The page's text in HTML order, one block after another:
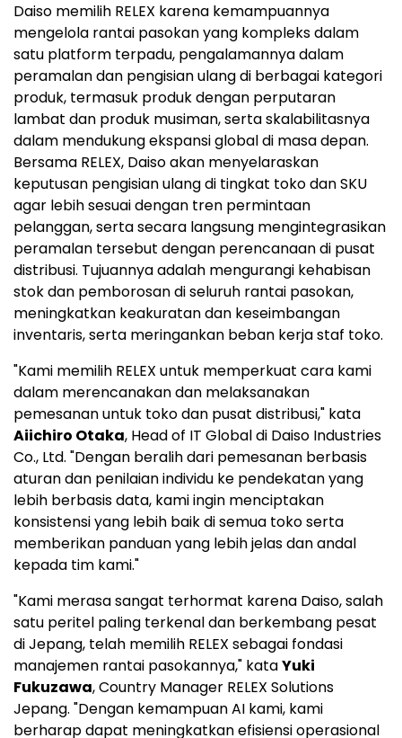
Daiso memilih RELEX karena kemampuannya
mengelola rantai pasokan yang kompleks dalam
satu platform terpadu, pengalamannya dalam
peramalan dan pengisian ulang di berbagai kategori
produk, termasuk produk dengan perputaran
lambat dan produk musiman, serta skalabilitasnya
dalam mendukung ekspansi global di masa depan.
Bersama RELEX, Daiso akan menyelaraskan
keputusan pengisian ulang di tingkat toko dan SKU
agar lebih sesuai dengan tren permintaan
pelanggan, serta secara langsung mengintegrasikan
peramalan tersebut dengan perencanaan di pusat
distribusi. Tujuannya adalah mengurangi kehabisan
stok dan pemborosan di seluruh rantai pasokan,
meningkatkan keakuratan dan keseimbangan
inventaris, serta meringankan beban kerja staf toko.
"Kami memilih RELEX untuk memperkuat cara kami
dalam merencanakan dan melaksanakan
pemesanan untuk toko dan pusat distribusi," kata
Aiichiro Otaka, Head of IT Global di Daiso Industries
Co., Ltd. "Dengan beralih dari pemesanan berbasis
aturan dan penilaian individu ke pendekatan yang
lebih berbasis data, kami ingin menciptakan
konsistensi yang lebih baik di semua toko serta
memberikan panduan yang lebih jelas dan andal
kepada tim kami."
"Kami merasa sangat terhormat karena Daiso, salah
satu peritel paling terkenal dan berkembang pesat
di Jepang, telah memilih RELEX sebagai fondasi
manajemen rantai pasokannya," kataYuki
Fukuzawa, Country Manager RELEX Solutions
Jepang. "Dengan kemampuan AI kami, kami
berharap dapat meningkatkan efisiensi operasional